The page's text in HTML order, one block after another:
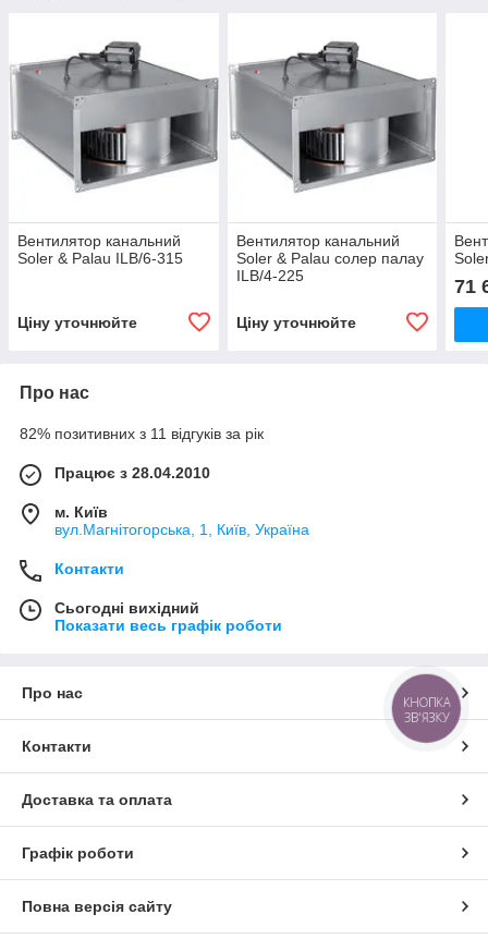
Вентилятор канальний
Soler & Palau ILB/6-315
Ціну уточнюйте
Вентилятор канальний
Soler & Palau солер палау
ILB/4-225
Ціну уточнюйте
71
Про нас
82% позитивних з 11 відгуків за рік
Працює з 28.04.2010
м. Київ
вул.Магнітогорська, 1, Київ, Україна
Контакти
Сьогодні вихідний
Показати весь графік роботи
Про нас
Контакти
Доставка та оплата
Графік роботи
Повна версія сайту
КНОПКА
ЗВ'ЯЗКУ